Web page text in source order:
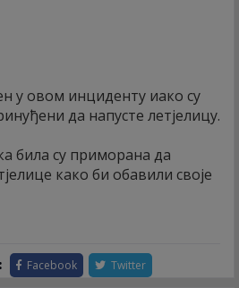
у овом инциденту иако су
да напусте летјелицу.
била су приморана да
како би обавили своје
Facebook Twitter